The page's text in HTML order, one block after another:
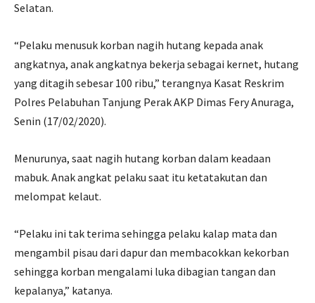
Selatan.
“Pelaku menusuk korban nagih hutang kepada anak
angkatnya, anak angkatnya bekerja sebagai kernet, hutang
yang ditagih sebesar 100 ribu,” terangnya Kasat Reskrim
Polres Pelabuhan Tanjung Perak AKP Dimas Fery Anuraga,
Senin (17/02/2020).
Menurunya, saat nagih hutang korban dalam keadaan
mabuk. Anak angkat pelaku saat itu ketatakutan dan
melompat kelaut.
“Pelaku ini tak terima sehingga pelaku kalap mata dan
mengambil pisau dari dapur dan membacokkan kekorban
sehingga korban mengalami luka dibagian tangan dan
kepalanya,” katanya.